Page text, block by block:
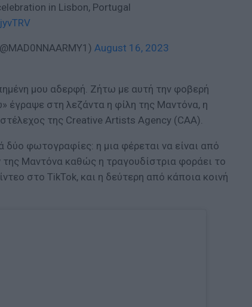
in Lisbon, Portugal
August 16, 2023
μου αδερφή. Ζήτω με αυτή την φοβερή
έγραψε στη λεζάντα η φίλη της Μαντόνα, η
της Creative Artists Agency (CAA).
δύο φωτογραφίες: η μια φέρεται να είναι από
Μαντόνα καθώς η τραγουδίστρια φοράει το
στο TikTok, και η δεύτερη από κάποια κοινή